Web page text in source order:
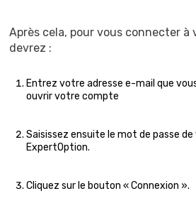
Après cela, pour vous connecter à
devrez :
Entrez votre adresse e-mail que
ouvrir votre compte
Saisissez ensuite le mot de passe
ExpertOption.
Cliquez sur le bouton « Connexion ».